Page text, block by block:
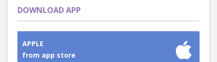
DOWNLOAD APP
APPLE
from app store